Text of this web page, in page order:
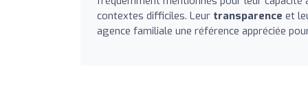
contextes difficiles. Leur transparence et
agence familiale une référence appréciée